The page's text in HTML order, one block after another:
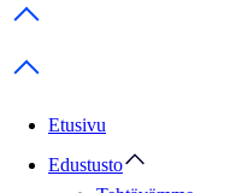
Previous items
Next items
Etusivu
Edustusto